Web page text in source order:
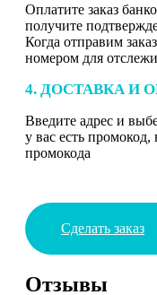
Оплатите заказ
получите
Когда отправим
номером для
4. ДОСТАВКА И
Введите адрес и
у вас есть промокод,
промокода
Сделать заказ
Отзывы